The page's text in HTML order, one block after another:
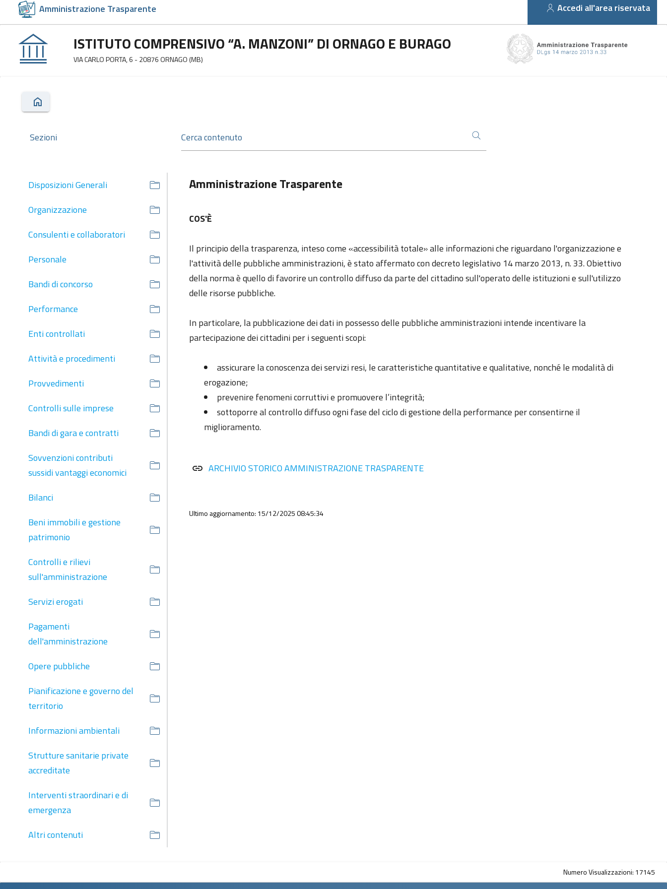
Amministrazione Trasparente Accedi all'area riservata
ISTITUTO COMPRENSIVO “A. MANZONI” DI ORNAGO E BURAGO
VIA CARLO PORTA, 6 - 20876 ORNAGO (MB)
Sezioni
Disposizioni Generali
Organizzazione
Consulenti e collaboratori
Personale
Bandi di concorso
Performance
Enti controllati
Attività e procedimenti
Provvedimenti
Controlli sulle imprese
Bandi di gara e contratti
Sovvenzioni contributi
sussidi vantaggi economici
Bilanci
Beni immobili e gestione
patrimonio
Controlli e rilievi
sull'amministrazione
Servizi erogati
Pagamenti
dell'amministrazione
Opere pubbliche
Pianificazione e governo del
territorio
Informazioni ambientali
Strutture sanitarie private
accreditate
Interventi straordinari e di
emergenza
Altri contenuti
Amministrazione Trasparente
COS'È
Il principio della trasparenza, inteso come «accessibilità totale» alle informazioni che riguardano l'organizzazione e
l'attività delle pubbliche amministrazioni, è stato affermato con decreto legislativo 14 marzo 2013, n. 33. Obiettivo
della norma è quello di favorire un controllo diffuso da parte del cittadino sull'operato delle istituzioni e sull'utilizzo
delle risorse pubbliche.
In particolare, la pubblicazione dei dati in possesso delle pubbliche amministrazioni intende incentivare la
partecipazione dei cittadini per i seguenti scopi:
assicurare la conoscenza dei servizi resi, le caratteristiche quantitative e qualitative, nonché le modalità di
erogazione;
prevenire fenomeni corruttivi e promuovere l’integrità;
sottoporre al controllo diffuso ogni fase del ciclo di gestione della performance per consentirne il
miglioramento.
link ARCHIVIO STORICO AMMINISTRAZIONE TRASPARENTE
Ultimo aggiornamento: 15/12/2025 08:45:34
Numero Visualizzazioni: 17145